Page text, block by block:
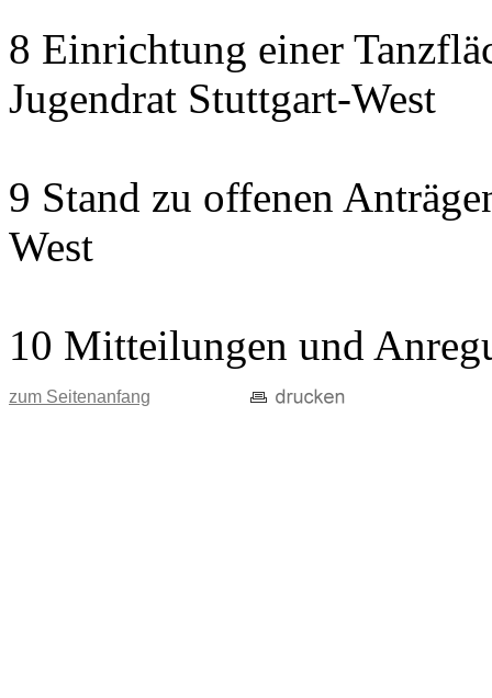
8 Einrichtung einer
Jugendrat Stuttgart-West
9 Stand zu offenen
West
10 Mitteilungen und
zum Seitenanfang